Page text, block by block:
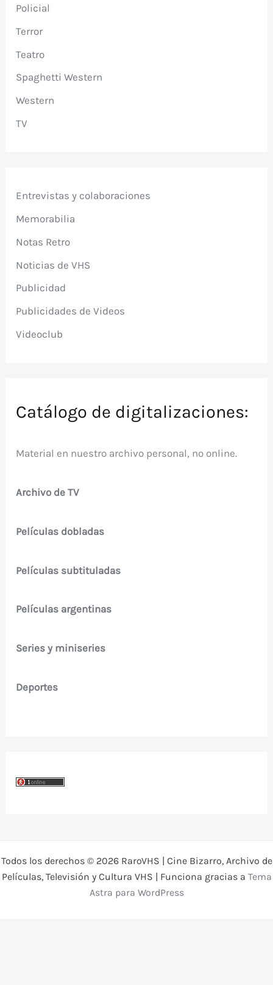
Policial
Terror
Teatro
Spaghetti Western
Western
TV
Entrevistas y colaboraciones
Memorabilia
Notas Retro
Noticias de VHS
Publicidad
Publicidades de Videos
Videoclub
Catálogo de digitalizaciones:
Material en nuestro archivo personal, no online.
Archivo de TV
Películas dobladas
Películas subtituladas
Películas argentinas
Series y miniseries
Deportes
Todos los derechos © 2026 RaroVHS | Cine Bizarro, Archivo de
Películas, Televisión y Cultura VHS | Funciona gracias a Tema
Astra para WordPress